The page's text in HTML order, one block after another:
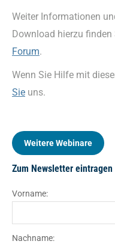
Weiter Informationen
Download hierzu
Forum.
Wenn Sie Hilfe mit
Sie uns.
Weitere Webinare
Zum Newsletter eintragen
Vorname:
Nachname: